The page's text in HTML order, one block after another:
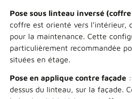
Pose sous linteau inversé
coffre est orienté vers l’intérieur,
pour la maintenance. Cette
particulièrement recommandée
situées en étage.
Pose en applique contre façade
dessus du linteau, sur la façade.